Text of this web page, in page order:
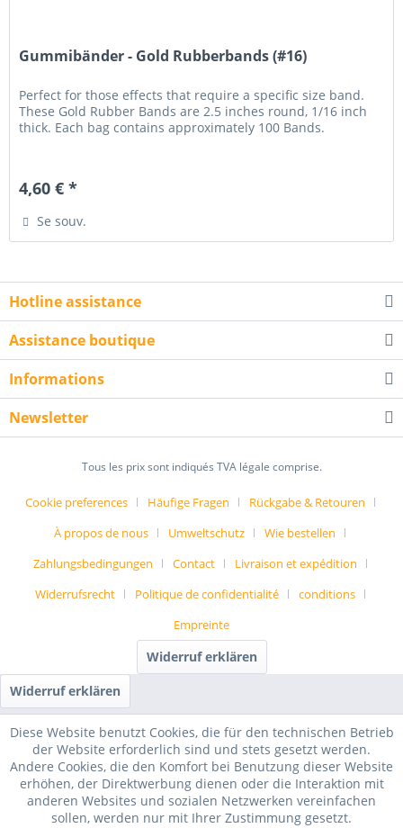
Gummibänder - Gold Rubberbands (#16)
Perfect for those effects that require a specific size band.
These Gold Rubber Bands are 2.5 inches round, 1/16 inch
thick. Each bag contains approximately 100 Bands.
4,60 € *
Se souv.
Hotline assistance
Assistance boutique
Informations
Newsletter
Tous les prix sont indiqués TVA légale comprise.
Cookie preferences Häufige Fragen
Rückgabe & Retouren
À propos de nous
Umweltschutz
Wie bestellen
Zahlungsbedingungen
Contact
Livraison et expédition
Widerrufsrecht
Politique de confidentialité
conditions
Empreinte
Widerruf erklären
Diese Website benutzt Cookies, die für den technischen Betrieb
der Website erforderlich sind und stets gesetzt werden.
Andere Cookies, die den Komfort bei Benutzung dieser Website
erhöhen, der Direktwerbung dienen oder die Interaktion mit
anderen Websites und sozialen Netzwerken vereinfachen
sollen, werden nur mit Ihrer Zustimmung gesetzt.
Widerruf erklären